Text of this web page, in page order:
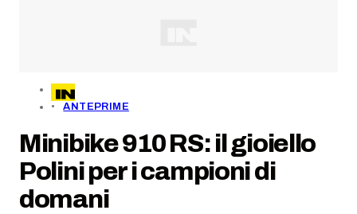
ANTEPRIME
Minibike 910 RS: il gioiello
Polini per i campioni di
domani